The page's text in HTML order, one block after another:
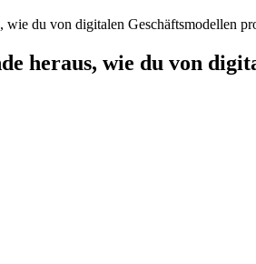
heraus, wie du von